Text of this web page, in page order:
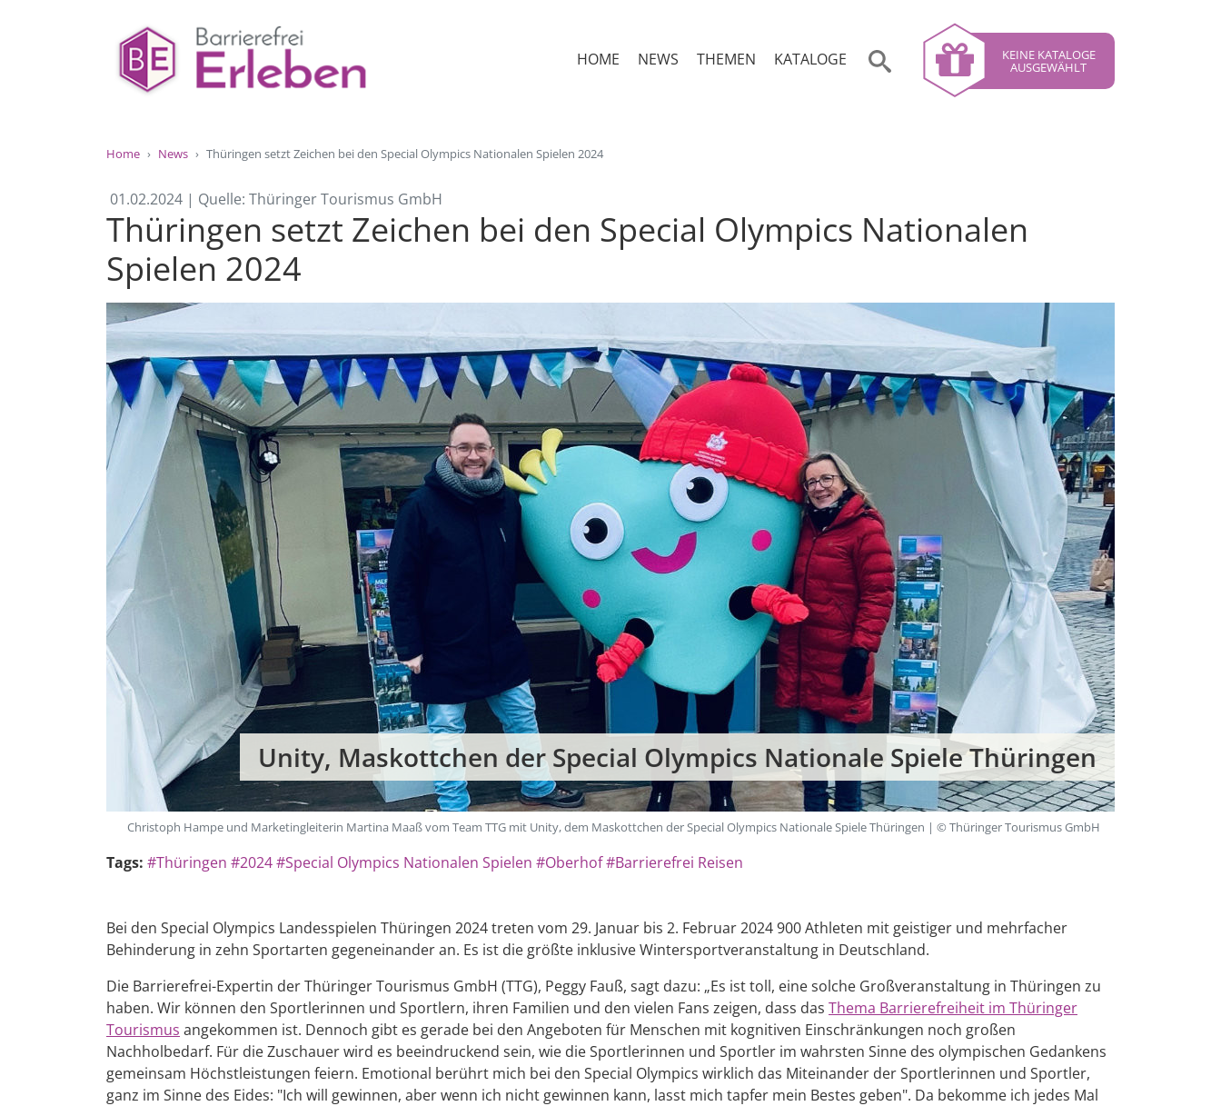
HOME NEWS THEMEN KATALOGE KEINE KATALOGE
AUSGEWÄHLT
Home News Thüringen setzt Zeichen bei den Special Olympics Nationalen Spielen 2024
01.02.2024 | Quelle: Thüringer Tourismus GmbH
Thüringen setzt Zeichen bei den Special Olympics Nationalen
Spielen 2024
Unity, Maskottchen der Special Olympics Nationale Spiele Thüringen
Christoph Hampe und Marketingleiterin Martina Maaß vom Team TTG mit Unity, dem Maskottchen der Special Olympics Nationale Spiele Thüringen | © Thüringer Tourismus GmbH
Tags: #Thüringen #2024#Special Olympics Nationalen Spielen #Oberhof#Barrierefrei Reisen
Bei den Special Olympics Landesspielen Thüringen 2024 treten vom 29. Januar bis 2. Februar 2024 900 Athleten mit geistiger und mehrfacher
Behinderung in zehn Sportarten gegeneinander an. Es ist die größte inklusive Wintersportveranstaltung in Deutschland.
Die Barrierefrei-Expertin der Thüringer Tourismus GmbH (TTG), Peggy Fauß, sagt dazu: „Es ist toll, eine solche Großveranstaltung in Thüringen zu
haben. Wir können den Sportlerinnen und Sportlern, ihren Familien und den vielen Fans zeigen, dass das Thema Barrierefreiheit im Thüringer
Tourismus angekommen ist. Dennoch gibt es gerade bei den Angeboten für Menschen mit kognitiven Einschränkungen noch großen
Nachholbedarf. Für die Zuschauer wird es beeindruckend sein, wie die Sportlerinnen und Sportler im wahrsten Sinne des olympischen Gedankens
gemeinsam Höchstleistungen feiern. Emotional berührt mich bei den Special Olympics wirklich das Miteinander der Sportlerinnen und Sportler,
ganz im Sinne des Eides: "Ich will gewinnen, aber wenn ich nicht gewinnen kann, lasst mich tapfer mein Bestes geben". Da bekomme ich jedes Mal